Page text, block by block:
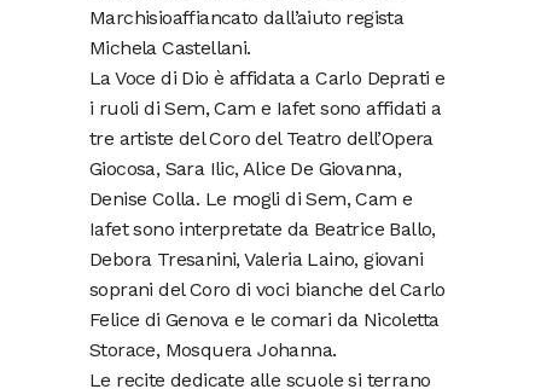
Marchisioaffiancato dall’aiuto regista
Michela Castellani.
La Voce di Dio è affidata a Carlo Deprati e
i ruoli di Sem, Cam e Iafet sono affidati a
tre artiste del Coro del Teatro dell’Opera
Giocosa, Sara Ilic, Alice De Giovanna,
Denise Colla. Le mogli di Sem, Cam e
Iafet sono interpretate da Beatrice Ballo,
Debora Tresanini, Valeria Laino, giovani
soprani del Coro di voci bianche del Carlo
Felice di Genova e le comari da Nicoletta
Storace, Mosquera Johanna.
Le recite dedicate alle scuole si terrano